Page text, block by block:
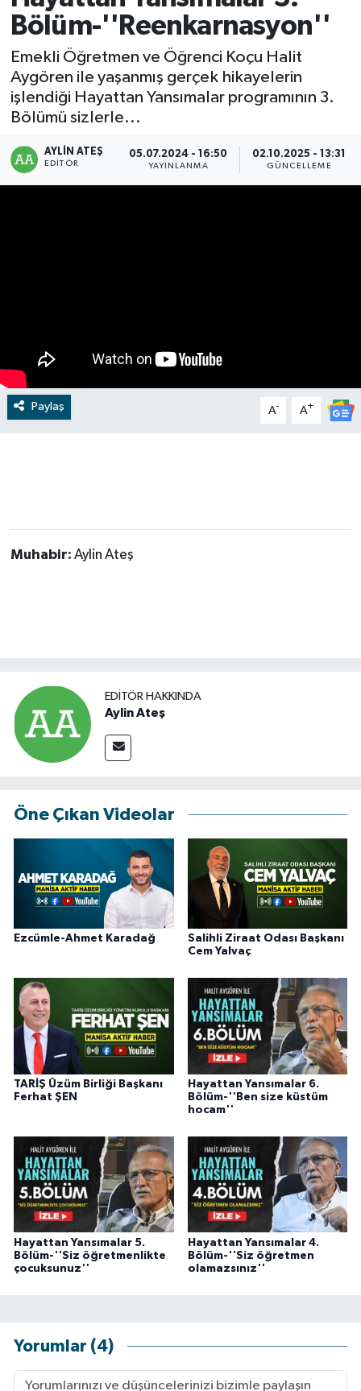
Bölüm-''Reenkarnasyon''
Emekli Öğretmen ve Öğrenci Koçu Halit
Aygören ile yaşanmış gerçek hikayelerin
işlendiği Hayattan Yansımalar programının 3.
Bölümü sizlerle...
AYLIN ATEŞ
EDITÖR
05.07.2024 - 16:50
YAYINLANMA
02.10.2025 - 13:31
GÜNCELLEME
Paylaş A- A+
Muhabir: Aylin Ateş
EDITÖR HAKKINDA
Aylin Ateş
Öne Çıkan Videolar
Ezcümle-Ahmet Karadağ
Salihli Ziraat Odası Başkanı
Cem Yalvaç
TARİŞ Üzüm Birliği Başkanı
Ferhat ŞEN
Hayattan Yansımalar 6.
Bölüm-''Ben size küstüm
hocam''
Hayattan Yansımalar 5.
Bölüm-''Siz öğretmenlikte
çocuksunuz''
Hayattan Yansımalar 4.
Bölüm-''Siz öğretmen
olamazsınız''
Yorumlar (4)
RESMİ İLAN
BİLİM VE TEKNOLOJİ
RESMİ İLAN
Yaşam
Tarih
Çevre
Vefat
Video